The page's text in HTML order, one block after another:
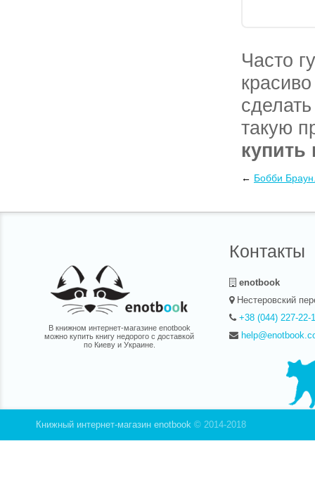
Часто
такую
купить
Книга
книге
косы,
← Бобби
В книжном интернет-магазине enotbook
можно купить книгу недорого с доставкой
по Киеву и Украине.
Контакты
enotbook
Нестеровский
+38 (044) 227-22-
Книжный интернет-магазин enotbook © 2014-2018